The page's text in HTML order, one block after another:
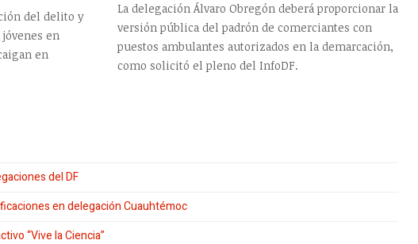
del delito y
en
en
La delegación Álvaro Obregón deberá proporcionar la
versión pública del padrón de comerciantes con
puestos ambulantes autorizados en la demarcación,
como solicitó el pleno del InfoDF.
del DF
en delegación Cuauhtémoc
“Vive la Ciencia”